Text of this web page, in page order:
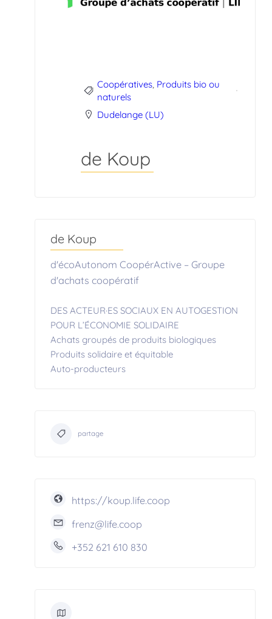
Coopératives Produits bio ou
naturels
Dudelange (LU)
de Koup
de Koup
d'écoAutonom CoopérActive – Groupe
d'achats coopératif
DES ACTEUR·ES SOCIAUX EN AUTOGESTION
POUR L’ÉCONOMIE SOLIDAIRE
Achats groupés de produits biologiques
Produits solidaire et équitable
Auto-producteurs
partage
https://koup.life.coop
frenz@life.coop
+352 621 610 830